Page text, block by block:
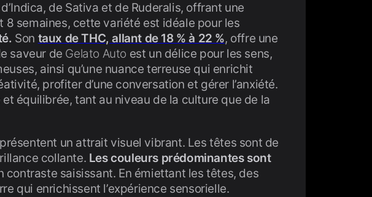
de Sativa et de Ruderalis, offrant une
semaines, cette variété est idéale pour les
Son taux de THC, allant de 18 % à 22 %, offre une
saveur de Gelato Auto est un délice pour les sens,
ainsi qu’une nuance terreuse qui enrichit
profiter d’une conversation et gérer l’anxiété.
équilibrée, tant au niveau de la culture que de la
un attrait visuel vibrant. Les têtes sont de
collante. Les couleurs prédominantes sont
contraste saisissant. En émiettant les têtes, des
qui enrichissent l’expérience sensorielle.